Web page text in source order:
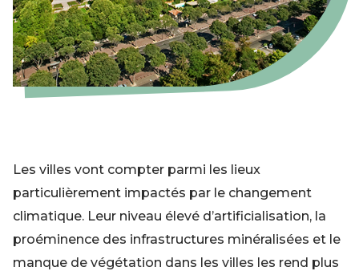
Les villes vont compter parmi les lieux
particulièrement impactés par le changement
climatique. Leur niveau élevé d’artificialisation, la
proéminence des infrastructures minéralisées et le
manque de végétation dans les villes les rend plus